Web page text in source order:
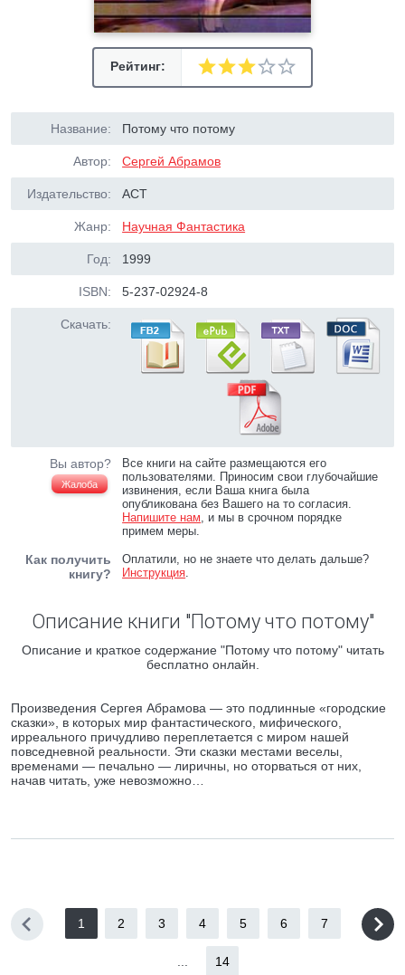
Рейтинг:
Название: Потому что потому
Автор: Сергей Абрамов
Издательство: АСТ
Жанр: Научная Фантастика
Год: 1999
ISBN: 5-237-02924-8
Скачать:
Вы автор?
Жалоба
Все книги на сайте размещаются его
пользователями. Приносим свои глубочайшие
извинения, если Ваша книга была
опубликована без Вашего на то согласия.
Напишите нам, и мы в срочном порядке
примем меры.
Как получить
книгу?
Оплатили, но не знаете что делать дальше?
Инструкция.
Описание книги "Потому что потому"
Описание и краткое содержание "Потому что потому" читать
бесплатно онлайн.
Произведения Сергея Абрамова — это подлинные «городские
сказки», в которых мир фантастического, мифического,
ирреального причудливо переплетается с миром нашей
повседневной реальности. Эти сказки местами веселы,
временами — печально — лиричны, но оторваться от них,
начав читать, уже невозможно…
1 2 3 4 5 6 7
14